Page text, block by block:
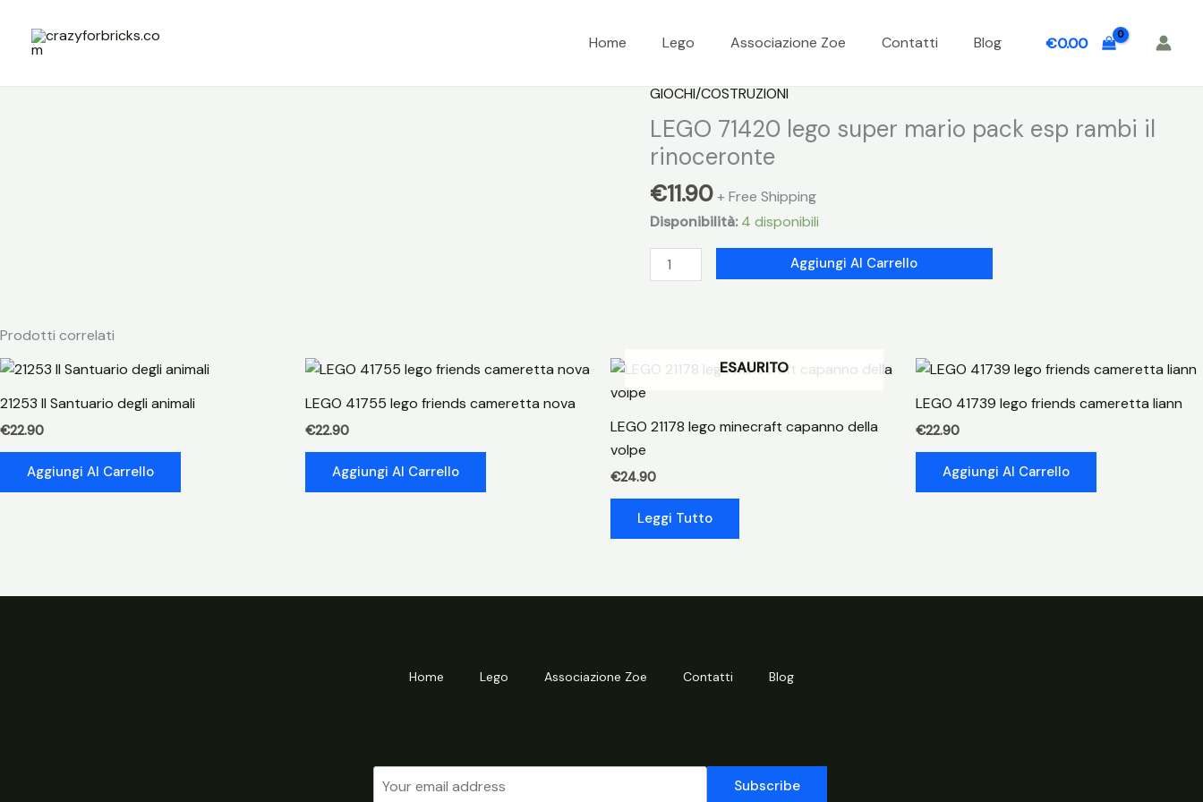
contenuto
Home Lego Associazione Zoe Contatti Blog €0.00
GIOCHI/COSTRUZIONI
LEGO 71420 lego super mario pack esp rambi il
rinoceronte
€11.90 + Free Shipping
Disponibilità: 4 disponibili
LEGO
71420
pack
rambi
rinoceronte
Aggiungi Al Carrello
Prodotti correlati
21253 Il Santuario degli animali
€22.90
Aggiungi Al Carrello
LEGO 41755 lego friends cameretta nova
€22.90
Aggiungi Al Carrello
ESAURITO
LEGO 21178 lego minecraft capanno della
volpe
€24.90
Leggi Tutto
LEGO 41739 lego friends cameretta liann
€22.90
Aggiungi Al Carrello
Home Lego Associazione Zoe Contatti Blog
Subscribe